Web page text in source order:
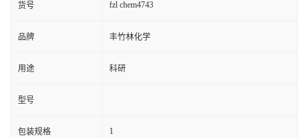
货号 fzl chem4743
品牌 丰竹林化学
用途 科研
型号
包装规格 1